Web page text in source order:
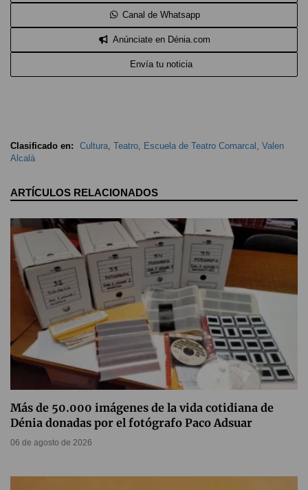
Canal de Whatsapp
Anúnciate en Dénia.com
Envía tu noticia
Clasificado en: Cultura Teatro Escuela de Teatro Comarcal Valen
Alcalà
ARTÍCULOS RELACIONADOS
Más de 50.000 imágenes de la vida cotidiana de
Dénia donadas por el fotógrafo Paco Adsuar
06 de agosto de 2026